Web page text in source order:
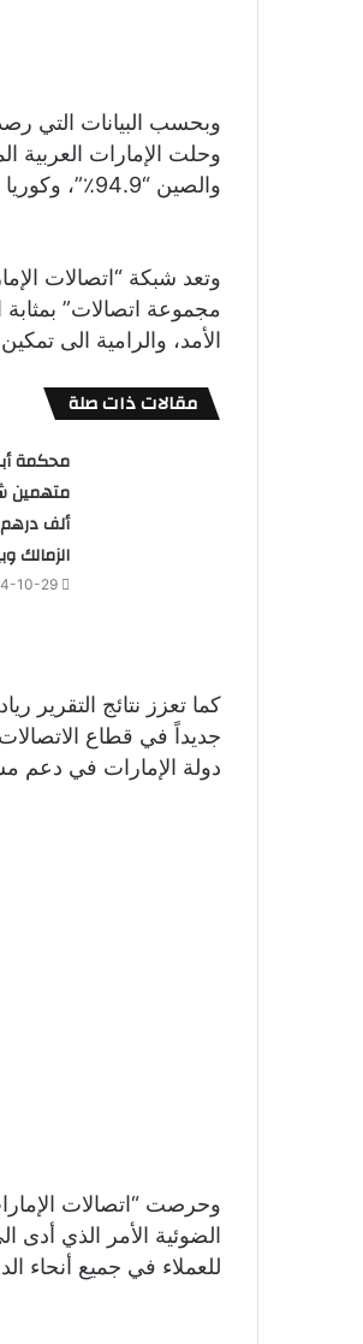
والصين “94.9٪”، وكوريا الجنوبية “91.1٪” وهونغ كونغ “86.2٪”.
مجموعة اتصالات” بمثابة
الأمد، والرامية الى
مقالات ذات صلة
ألف درهم
الزمالك
10-29
كما تعزز نتائج التقرير
جديداً في قطاع الاتصالات
دولة الإمارات في دعم
وحرصت “اتصالات
الضوئية الأمر الذي أدى
للعملاء في جميع أنحاء